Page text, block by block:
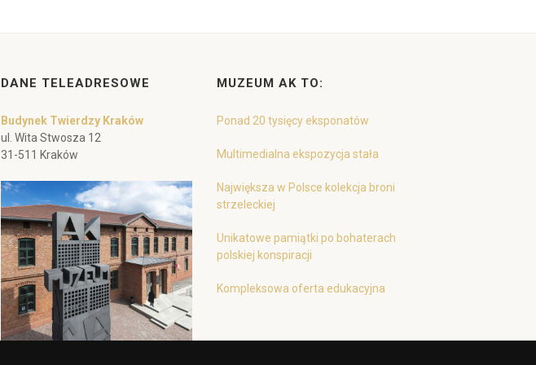
DANE TELEADRESOWE
Budynek Twierdzy Kraków
ul. Wita Stwosza 12
31-511 Kraków
MUZEUM AK TO:
Ponad 20 tysięcy eksponatów
Multimedialna ekspozycja stała
Największa w Polsce kolekcja broni
strzeleckiej
Unikatowe pamiątki po bohaterach
polskiej konspiracji
Kompleksowa oferta edukacyjna